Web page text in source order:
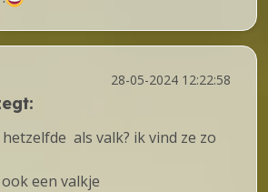
28-05-2024 12:22:58
als valk? ik vind ze zo
een valkje